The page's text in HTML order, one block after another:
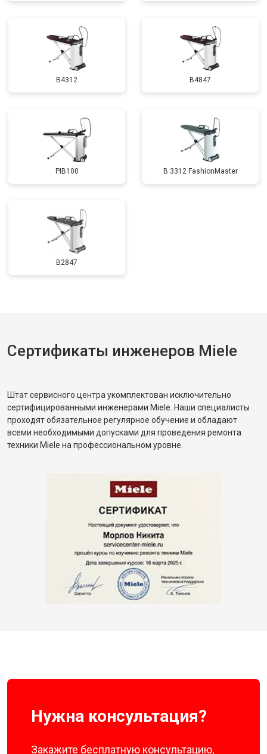
B4312 B4847
PIB100 B 3312 FashionMaster
B2847
Сертификаты инженеров Miele
Штат сервисного центра укомплектован исключительно
сертифицированными инженерами Miele. Наши специалисты
проходят обязательное регулярное обучение и обладают
всеми необходимыми допусками для проведения ремонта
техники Miele на профессиональном уровне.
Нужна консультация?
Закажите бесплатную консультацию,